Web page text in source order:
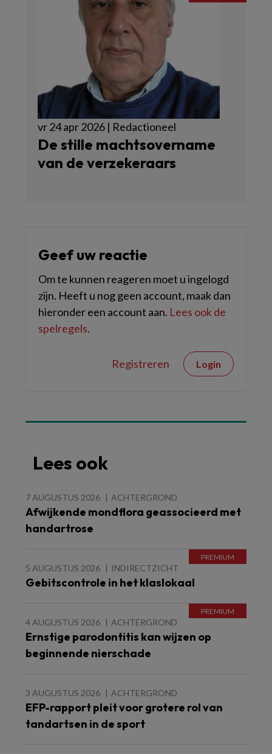
vr 24 apr 2026 | Redactioneel
De stille machtsovername
van de verzekeraars
Geef uw reactie
Om te kunnen reageren moet u ingelogd
zijn. Heeft u nog geen account, maak dan
hieronder een account aan. Lees ook de
spelregels.
Registreren Login
Lees ook
7 AUGUSTUS 2026 ACHTERGROND
Afwijkende mondflora geassocieerd met
handartrose
5 AUGUSTUS 2026 INDIRECTZICHT
Gebitscontrole in het klaslokaal
4 AUGUSTUS 2026 ACHTERGROND
Ernstige parodontitis kan wijzen op
beginnende nierschade
3 AUGUSTUS 2026 ACHTERGROND
EFP-rapport pleit voor grotere rol van
tandartsen in de sport